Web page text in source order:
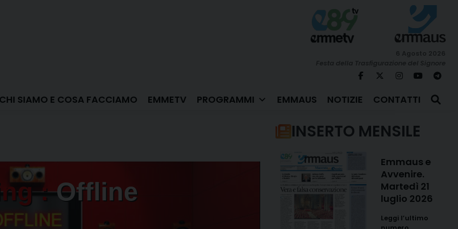
CHI SIAMO E COSA FACCIAMO EMMETV PROGRAMMI EMMAUS NOTIZIE CONTATTI
INSERTO MENSILE
Emmaus e
Avvenire.
Martedì 21
luglio 2026
Leggi l’ultimo